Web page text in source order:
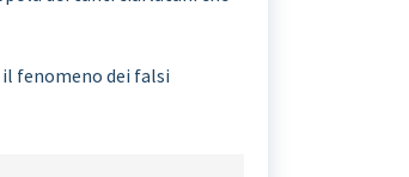
fenomeno dei falsi